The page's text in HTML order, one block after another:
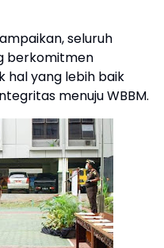
seluruh
berkomitmen
hal yang lebih baik
menuju WBBM.